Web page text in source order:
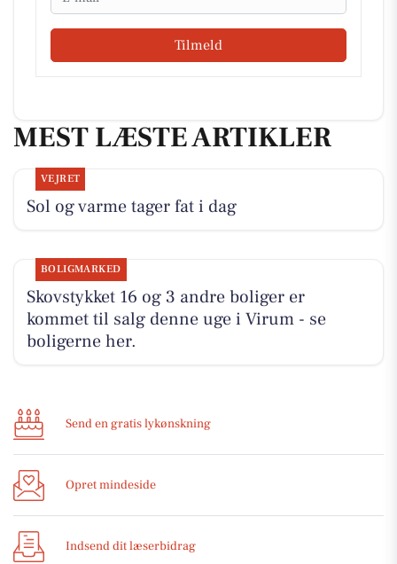
Tilmeld
MEST LÆSTE ARTIKLER
VEJRET
Sol og varme tager fat i dag
BOLIGMARKED
Skovstykket 16 og 3 andre boliger er
kommet til salg denne uge i Virum - se
boligerne her.
Send en gratis lykønskning
Opret mindeside
Indsend dit læserbidrag